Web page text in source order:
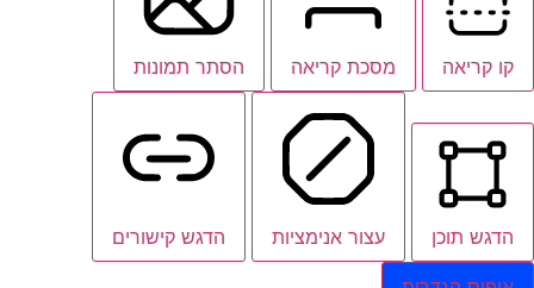
קו קריאה מסכת קריאה הסתר תמונות
הדגש תוכן עצור אנימציות הדגש קישורים